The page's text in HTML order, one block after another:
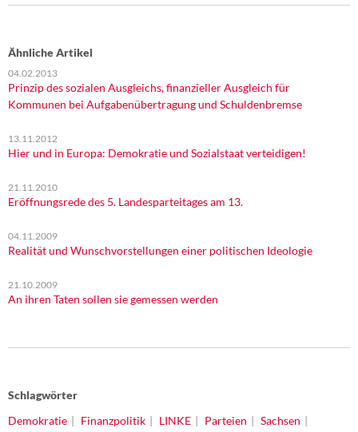
Ähnliche Artikel
04.02.2013
Prinzip des sozialen Ausgleichs, finanzieller Ausgleich für
Kommunen bei Aufgabenübertragung und Schuldenbremse
13.11.2012
Hier und in Europa: Demokratie und Sozialstaat verteidigen!
21.11.2010
Eröffnungsrede des 5. Landesparteitages am 13.
04.11.2009
Realität und Wunschvorstellungen einer politischen Ideologie
21.10.2009
An ihren Taten sollen sie gemessen werden
Schlagwörter
Demokratie
Finanzpolitik LINKE Parteien Sachsen